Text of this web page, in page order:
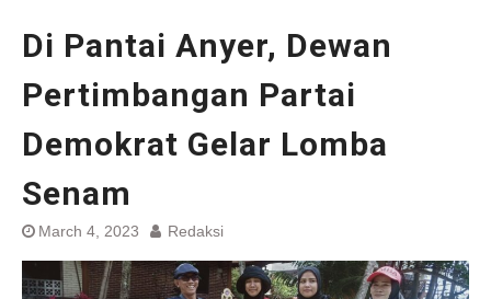
Di Pantai Anyer, Dewan
Pertimbangan Partai
Demokrat Gelar Lomba
Senam
March 4, 2023 Redaksi